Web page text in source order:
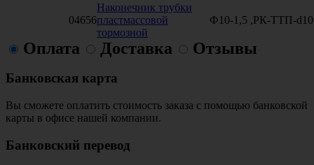
04656
Наконечник трубки
пластмассовой
тормозной
Ф10-1,5 ,РК-ТТП-
Оплата Доставка Отзывы
Банковская карта
Вы сможете оплатить стоимость заказа с помощью банковской
карты в офисе нашей компании.
Банковский перевод